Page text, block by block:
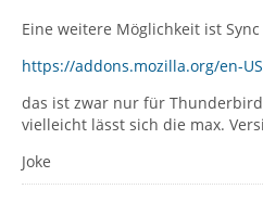
Eine weitere Möglichkeit ist Sync
https://addons.mozilla.org/en-
das ist zwar nur für
vielleicht lässt sich die max.
Joke